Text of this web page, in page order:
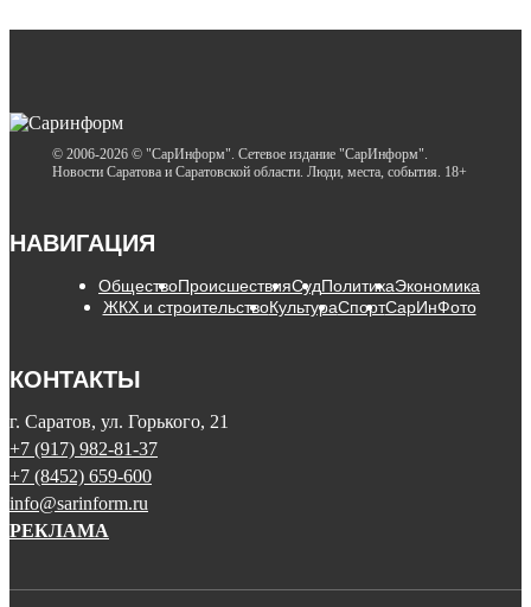
© 2006-2026 © "СарИнформ". Сетевое издание "СарИнформ".
Новости Саратова и Саратовской области. Люди, места, события. 18+
НАВИГАЦИЯ
ОбществоПроисшествияСудПолитикаЭкономика
ЖКХ и строительствоКультураСпортСарИнФото
КОНТАКТЫ
г. Саратов, ул. Горького, 21
+7 (917) 982-81-37
+7 (8452) 659-600
info@sarinform.ru
РЕКЛАМА